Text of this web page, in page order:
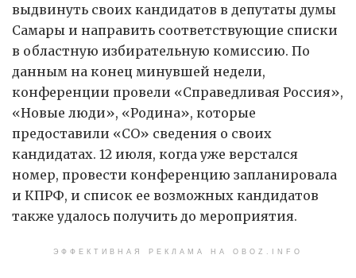
выдвинуть своих кандидатов в депутаты думы
Самары и направить соответствующие списки
в областную избирательную комиссию. По
данным на конец минувшей недели,
конференции провели «Справедливая Россия»,
«Новые люди», «Родина», которые
предоставили «СО» сведения о своих
кандидатах. 12 июля, когда уже верстался
номер, провести конференцию запланировала
и КПРФ, и список ее возможных кандидатов
также удалось получить до мероприятия.
ЭФФЕКТИВНАЯ РЕКЛАМА НА OBOZ.INFO